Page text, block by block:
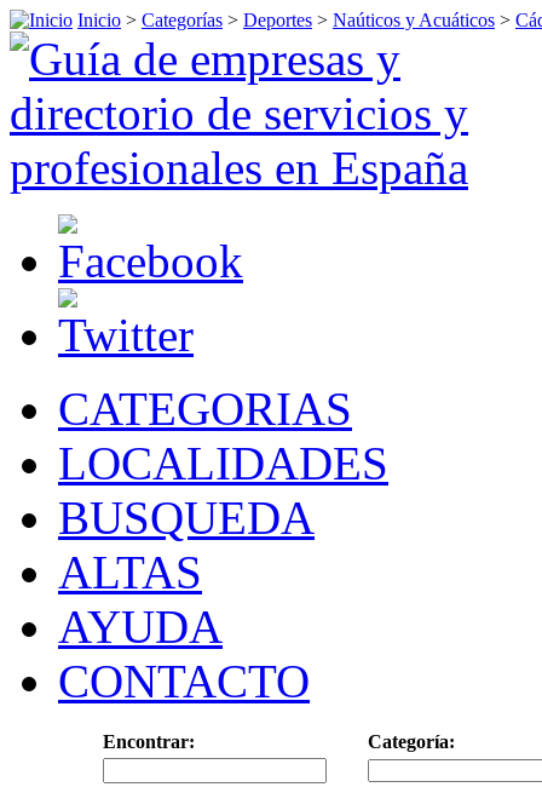
Inicio > Categorías > Deportes > Naúticos y Acuáticos >
CATEGORIAS
LOCALIDADES
BUSQUEDA
ALTAS
AYUDA
CONTACTO
Encontrar: Categoría: